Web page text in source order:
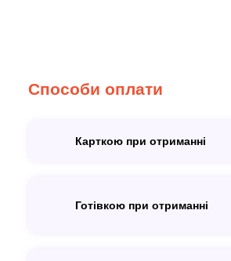
Способи оплати
Карткою при отриманні
Готівкою при отриманні